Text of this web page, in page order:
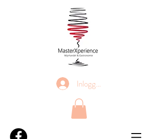
Inloggen